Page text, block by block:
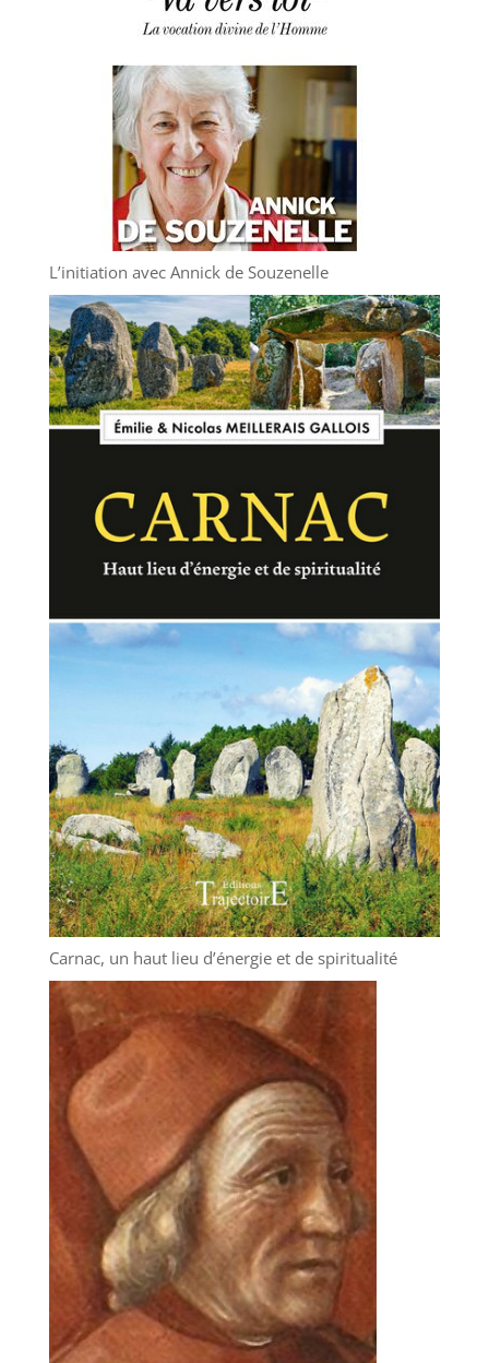
L’initiation avec Annick de Souzenelle
Carnac, un haut lieu d’énergie et de spiritualité